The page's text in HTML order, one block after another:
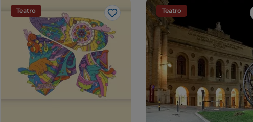
Teatro
Like
Teatro